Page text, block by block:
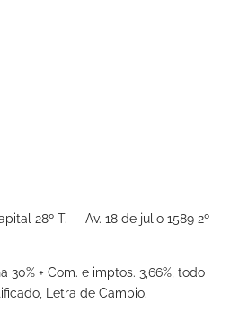
28º T. – Av. 18 de julio 1589 2º
30% + Com. e imptos. 3,66%, todo
Letra de Cambio.